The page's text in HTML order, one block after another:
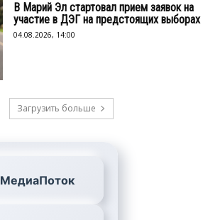
В Марий Эл стартовал прием заявок на
участие в ДЭГ на предстоящих выборах
04.08.2026, 14:00
Загрузить больше
МедиаПоток